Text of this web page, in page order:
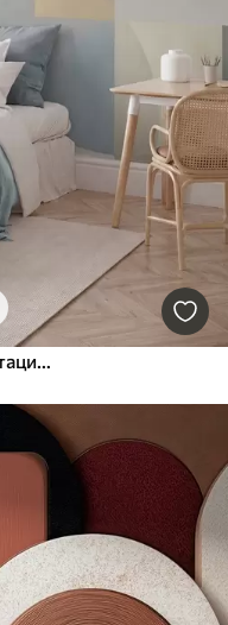
Геометријска апстракција са имитацијом текстуре